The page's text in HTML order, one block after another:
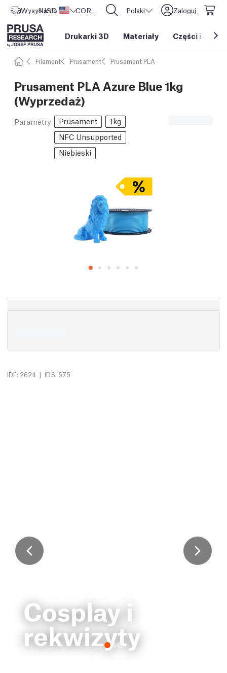
Wysyłka do Stany Zjednoczone
USD ($) CORE One L: Już w sprzedaży! Polski Zaloguj
Drukarki 3D Materiały Części i
Filament Prusament Prusament PLA
Prusament PLA Azure Blue 1kg
(Wyprzedaż)
Parametry Prusament
1kg
NFC Unsupported
Niebieski
IDF: 2624 | IDS: 575
Cosplay i
rekwizyty